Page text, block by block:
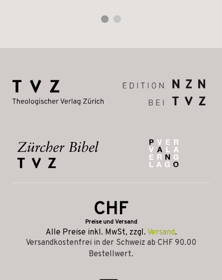
CHF
Preise und Versand
Alle Preise inkl. MwSt, zzgl. Versand.
Versandkostenfrei in der Schweiz ab CHF 90.00
Bestellwert.